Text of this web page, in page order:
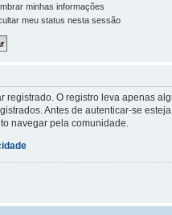
minhas informações
meu status nesta sessão
registrado. O registro leva apenas
Antes de autenticar-se
navegar pela comunidade.